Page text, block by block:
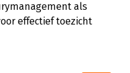
als
effectief toezicht